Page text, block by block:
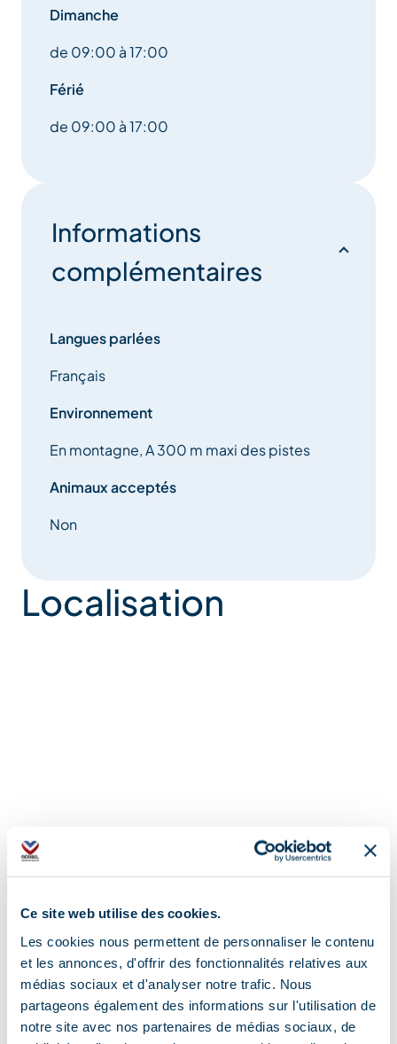
Ce site web utilise des cookies.
Les cookies nous permettent de personnaliser le contenu
et les annonces, d'offrir des fonctionnalités relatives aux
médias sociaux et d'analyser notre trafic. Nous
partageons également des informations sur l'utilisation de
notre site avec nos partenaires de médias sociaux, de
Dimanche
de 09:00 à 17:00
Férié
de 09:00 à 17:00
Informations
complémentaires
Langues parlées
Français
Environnement
En montagne, A 300 m maxi des pistes
Animaux acceptés
Non
Localisation